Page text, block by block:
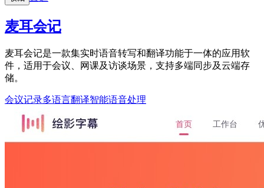
麦耳会记
麦耳会记是一款集实时语音转写和翻译功能于一体的应用软
件，适用于会议、网课及访谈场景，支持多端同步及云端存
储。
会议记录多语言翻译智能语音处理